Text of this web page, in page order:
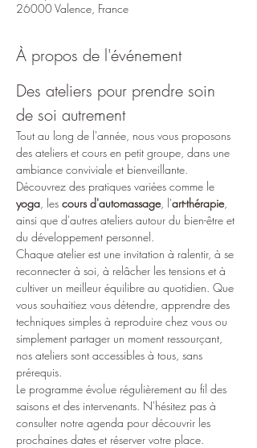
26000 Valence, France
À propos de l'événement
Des ateliers pour prendre soin
de soi autrement
Tout au long de l'année, nous vous proposons
des ateliers et cours en petit groupe, dans une
ambiance conviviale et bienveillante.
Découvrez des pratiques variées comme le
yoga, les cours d'automassage, l'art-thérapie,
ainsi que d'autres ateliers autour du bien-être et
du développement personnel.
Chaque atelier est une invitation à ralentir, à se
reconnecter à soi, à relâcher les tensions et à
cultiver un meilleur équilibre au quotidien. Que
vous souhaitiez vous détendre, apprendre des
techniques simples à reproduire chez vous ou
simplement partager un moment ressourçant,
nos ateliers sont accessibles à tous, sans
prérequis.
Le programme évolue régulièrement au fil des
saisons et des intervenants. N'hésitez pas à
consulter notre agenda pour découvrir les
prochaines dates et réserver votre place.